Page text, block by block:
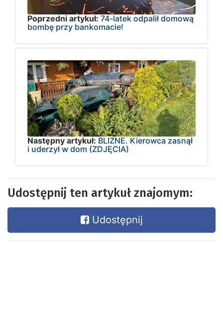
Poprzedni artykuł: 74-latek odpalił domową
bombę przy bankomacie!
Następny artykuł: BLIZNE. Kierowca zasnął
i uderzył w dom (ZDJĘCIA)
Udostępnij ten artykuł znajomym:
Udostępnij